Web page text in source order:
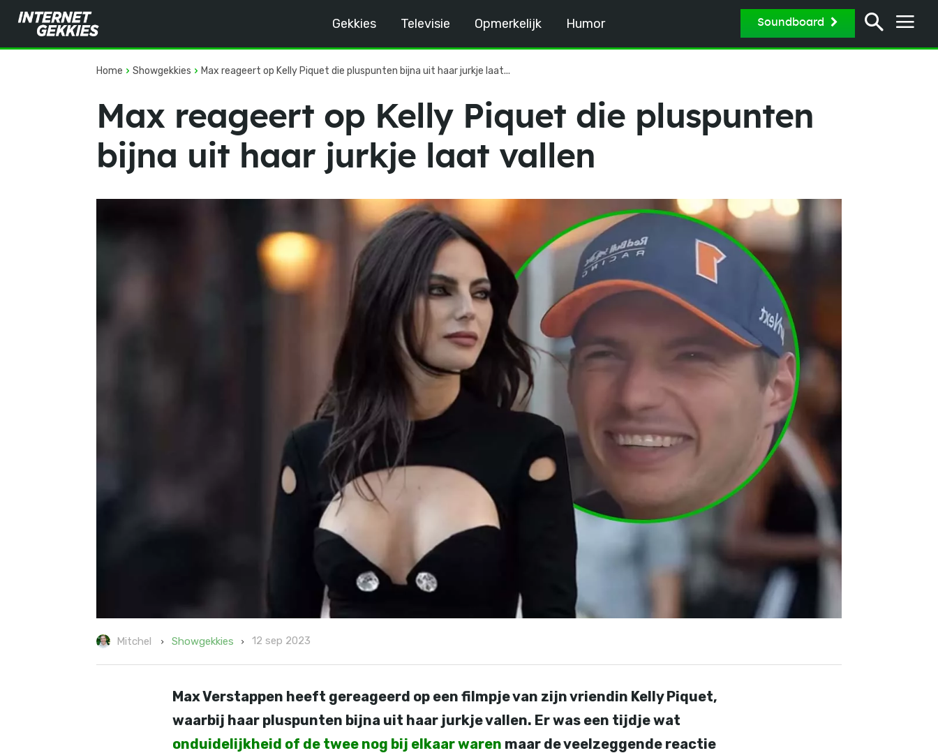
Gekkies Televisie Opmerkelijk Humor Soundboard
Home Showgekkies Max reageert op Kelly Piquet die pluspunten bijna uit haar jurkje laat...
Max reageert op Kelly Piquet die pluspunten
bijna uit haar jurkje laat vallen
Mitchel Showgekkies 12 sep 2023
Max Verstappen heeft gereageerd op een filmpje van zijn vriendin Kelly Piquet,
waarbij haar pluspunten bijna uit haar jurkje vallen. Er was een tijdje wat
onduidelijkheid of de twee nog bij elkaar waren maar de veelzeggende reactie